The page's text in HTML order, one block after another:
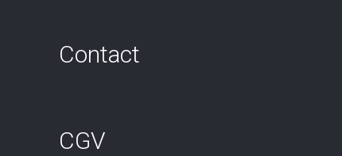
Contact
CGV